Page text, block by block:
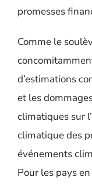
promesses
Comme le
d’estimations
et les
climatiques sur
climatique des
événements
Pour les pays